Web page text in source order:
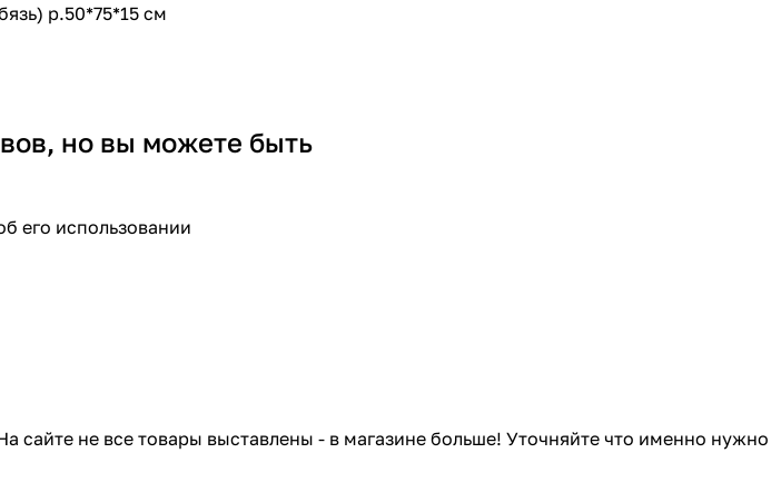
р.50*75*15 см
но вы можете быть
его использовании
сайте не все товары выставлены - в магазине больше! Уточняйте что именно нужно